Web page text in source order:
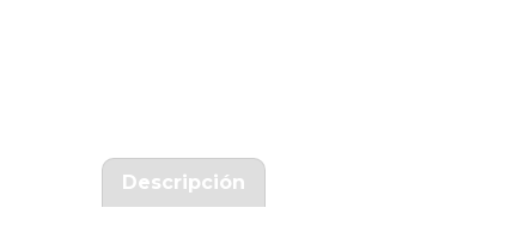
Descripción